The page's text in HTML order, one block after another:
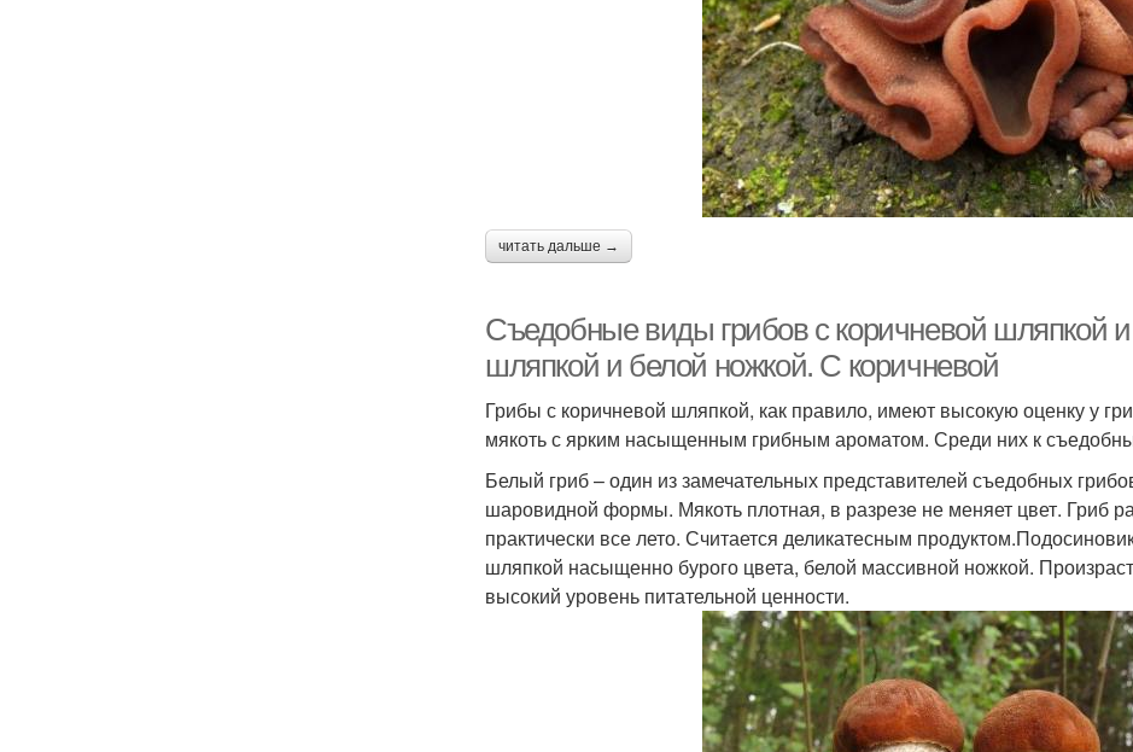
читать дальше →
Съедобные виды грибов с коричневой шляпкой
шляпкой и белой ножкой. С коричневой
Грибы с коричневой шляпкой, как правило, имеют высокую оценку у
мякоть с ярким насыщенным грибным ароматом. Среди них к
Белый гриб – один из замечательных представителей съедобных
шаровидной формы. Мякоть плотная, в разрезе не меняет цвет. Гриб
практически все лето. Считается деликатесным
шляпкой насыщенно бурого цвета, белой массивной ножкой.
высокий уровень питательной ценности.